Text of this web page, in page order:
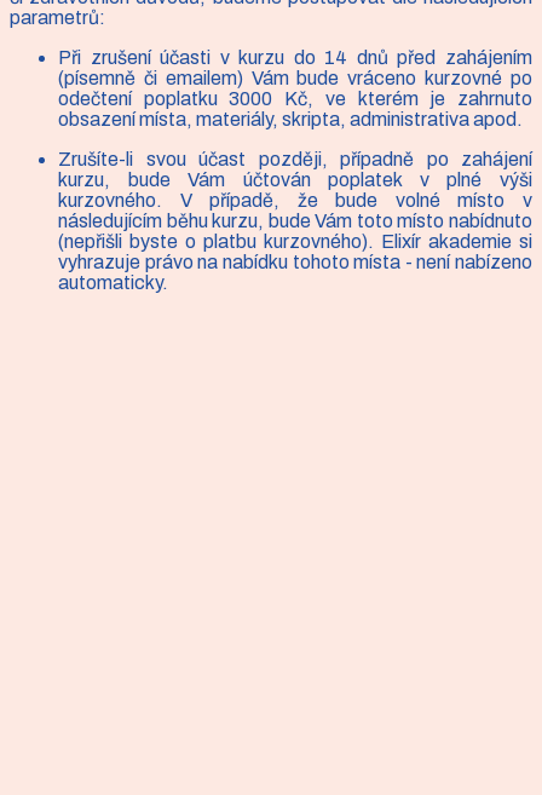
parametrů:
Při zrušení účasti v kurzu do 14 dnů před zahájením
(písemně či emailem) Vám bude vráceno kurzovné po
odečtení poplatku 3000 Kč, ve kterém je zahrnuto
obsazení místa, materiály, skripta, administrativa apod.
Zrušíte-li svou účast později, případně po zahájení
kurzu, bude Vám účtován poplatek v plné výši
kurzovného. V případě, že bude volné místo v
následujícím běhu kurzu, bude Vám toto místo nabídnuto
(nepřišli byste o platbu kurzovného). Elixír akademie si
vyhrazuje právo na nabídku tohoto místa - není nabízeno
automaticky.